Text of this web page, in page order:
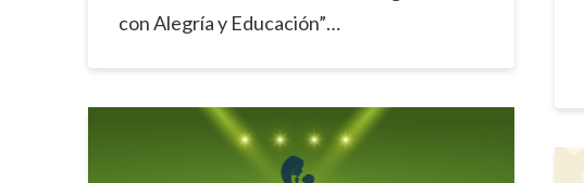
con Alegría y Educación”…